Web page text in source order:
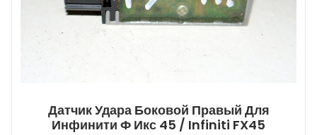
Датчик Удара Боковой Правый Для
Инфинити Ф Икс 45 / Infiniti FX45